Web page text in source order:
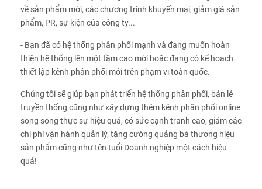
về sản phẩm mới, các chương trình khuyến mại, giảm giá sản
phẩm, PR, sự kiện của công ty...
- Bạn đã có hệ thống phân phối mạnh và đang muốn hoàn
thiện hệ thống lên một tầm cao mới hoặc đang có kế hoạch
thiết lập kênh phân phối mới trên phạm vi toàn quốc.
Chúng tôi sẽ giúp bạn phát triển hệ thống phân phối, bán lẻ
truyền thống cũng như xây dựng thêm kênh phân phối online
song song thực sự hiệu quả, có sức cạnh tranh cao, giảm các
chi phí vận hành quản lý, tăng cường quảng bá thương hiệu
sản phẩm cũng như tên tuổi Doanh nghiệp một cách hiệu
quả!